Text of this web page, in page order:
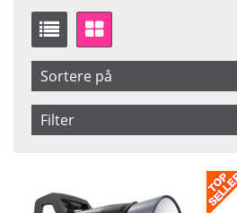
Sortere på
Artikelkod
Inkl. Moms
Filter
Pris